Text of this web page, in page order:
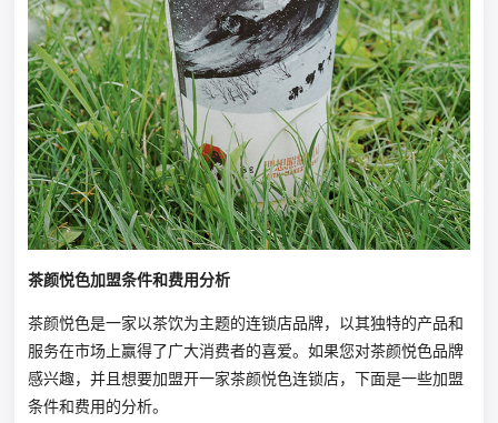
茶颜悦色加盟条件和费用分析
茶颜悦色是一家以茶饮为主题的连锁店品牌，以其独特的产品和
服务在市场上赢得了广大消费者的喜爱。如果您对茶颜悦色品牌
感兴趣，并且想要加盟开一家茶颜悦色连锁店，下面是一些加盟
条件和费用的分析。